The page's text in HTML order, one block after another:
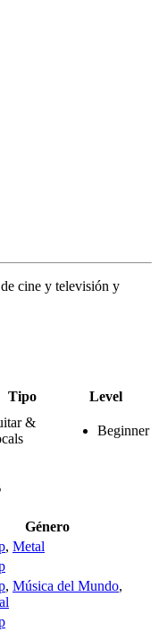
cine y televisión y
Tipo
Level
&
Beginner
Género
, Metal
, Música del Mundo,